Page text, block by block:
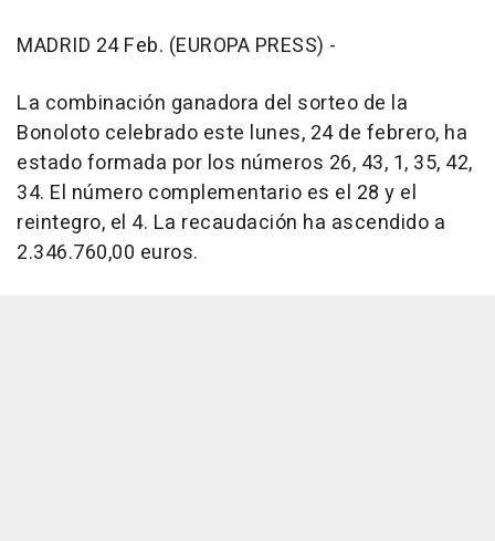
MADRID 24 Feb. (EUROPA PRESS) -
La combinación ganadora del sorteo de la
Bonoloto celebrado este lunes, 24 de febrero, ha
estado formada por los números 26, 43, 1, 35, 42,
34. El número complementario es el 28 y el
reintegro, el 4. La recaudación ha ascendido a
2.346.760,00 euros.